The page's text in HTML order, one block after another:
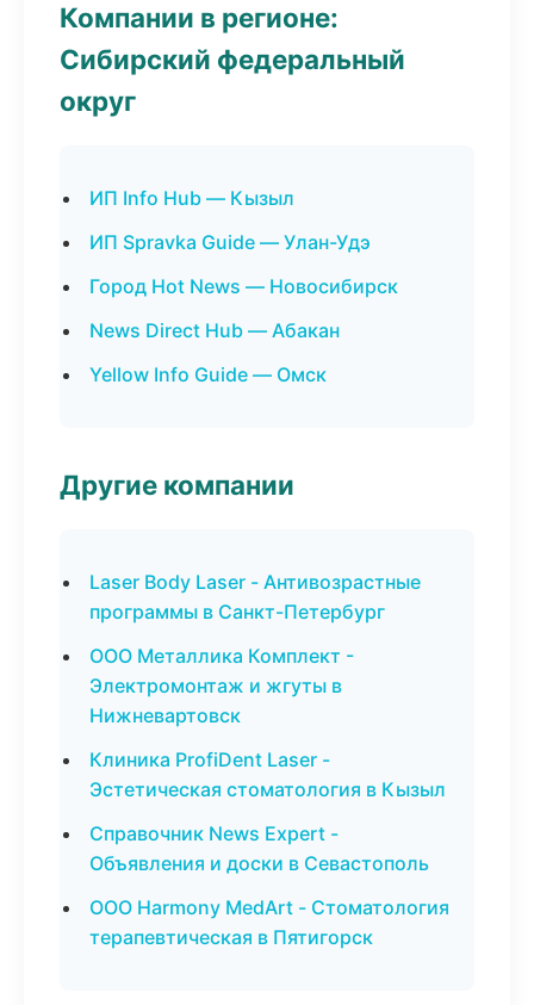
Компании в регионе:
Сибирский федеральный
округ
ИП Info Hub — Кызыл
ИП Spravka Guide — Улан-Удэ
Город Hot News — Новосибирск
News Direct Hub — Абакан
Yellow Info Guide — Омск
Другие компании
Laser Body Laser - Антивозрастные
программы в Санкт-Петербург
ООО Металлика Комплект -
Электромонтаж и жгуты в
Нижневартовск
Клиника ProfiDent Laser -
Эстетическая стоматология в Кызыл
Справочник News Expert -
Объявления и доски в Севастополь
ООО Harmony MedArt - Стоматология
терапевтическая в Пятигорск